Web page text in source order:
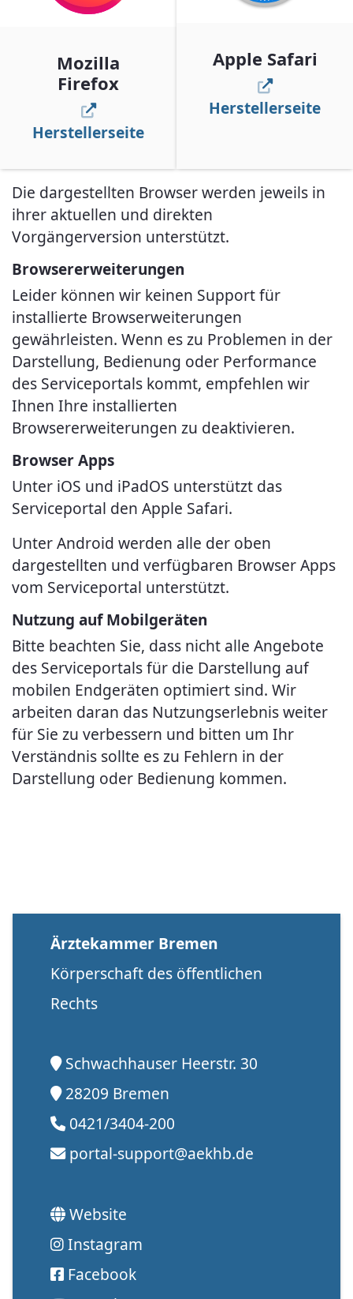
Mozilla
Firefox
Herstellerseite
Apple Safari
Herstellerseite
Die dargestellten Browser werden jeweils in
ihrer aktuellen und direkten
Vorgängerversion unterstützt.
Browsererweiterungen
Leider können wir keinen Support für
installierte Browserweiterungen
gewährleisten. Wenn es zu Problemen in der
Darstellung, Bedienung oder Performance
des Serviceportals kommt, empfehlen wir
Ihnen Ihre installierten
Browsererweiterungen zu deaktivieren.
Browser Apps
Unter iOS und iPadOS unterstützt das
Serviceportal den Apple Safari.
Unter Android werden alle der oben
dargestellten und verfügbaren Browser Apps
vom Serviceportal unterstützt.
Nutzung auf Mobilgeräten
Bitte beachten Sie, dass nicht alle Angebote
des Serviceportals für die Darstellung auf
mobilen Endgeräten optimiert sind. Wir
arbeiten daran das Nutzungserlebnis weiter
für Sie zu verbessern und bitten um Ihr
Verständnis sollte es zu Fehlern in der
Darstellung oder Bedienung kommen.
Ärztekammer Bremen
Körperschaft des öffentlichen
Rechts
Schwachhauser Heerstr. 30
28209 Bremen
0421/3404-200
portal-support@aekhb.de
Website
Instagram
Facebook